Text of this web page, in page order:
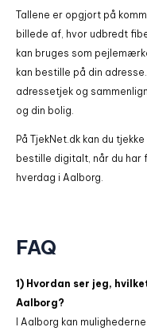
Tallene er opgjort på
billede af, hvor udbredt
kan bruges som
kan bestille på din
adressetjek og
og din bolig.
På TjekNet.dk kan du
bestille digitalt, når du har
hverdag i Aalborg.
FAQ
1) Hvordan ser jeg,
Aalborg?
I Aalborg kan